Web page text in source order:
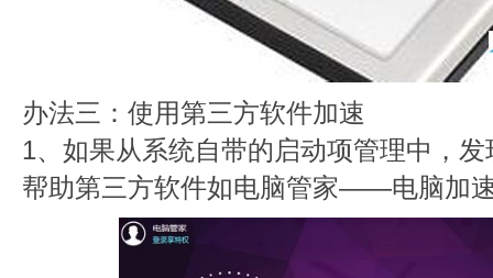
办法三：使用第三方软件加速
1、如果从系统自带的启动项管理中，
帮助第三方软件如电脑管家——电脑加